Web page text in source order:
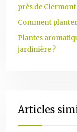
près de
Comment
Plantes
jardinière ?
Articles